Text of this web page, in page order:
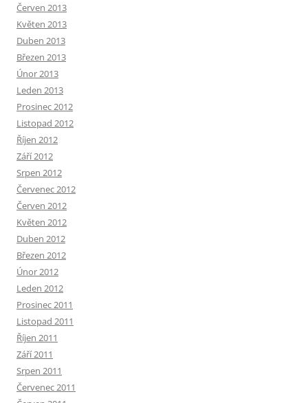
Červen 2013
Květen 2013
Duben 2013
Březen 2013
Únor 2013
Leden 2013
Prosinec 2012
Listopad 2012
Říjen 2012
Září 2012
Srpen 2012
Červenec 2012
Červen 2012
Květen 2012
Duben 2012
Březen 2012
Únor 2012
Leden 2012
Prosinec 2011
Listopad 2011
Říjen 2011
Září 2011
Srpen 2011
Červenec 2011